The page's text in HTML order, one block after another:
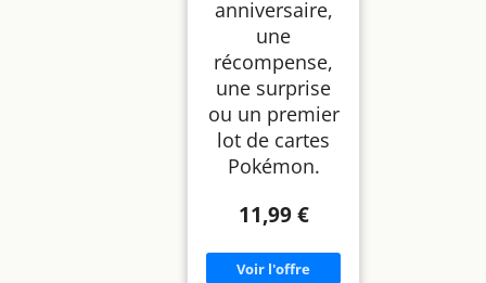
anniversaire,
une
récompense,
une surprise
ou un premier
lot de cartes
Pokémon.
11,99 €